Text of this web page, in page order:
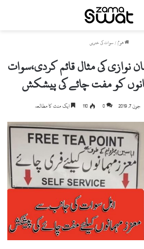
ھوم / سوات کی خبریں
نوازی کی مثال قائم کردی،سوات
کو مفت چائے کی پیشکش
جون 7, 2019 0
110 ایک منٹ کا مطالعہ